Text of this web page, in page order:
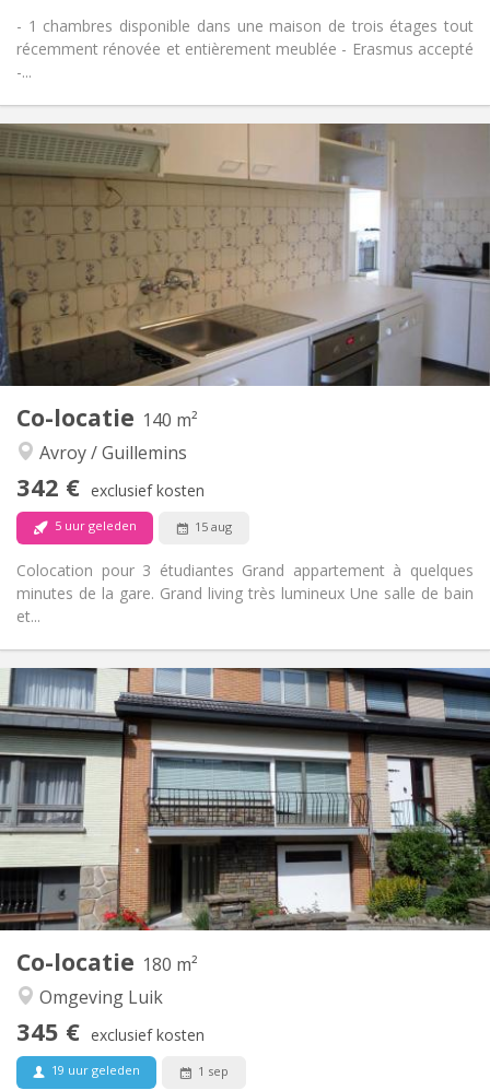
- 1 chambres disponible dans une maison de trois étages tout
récemment rénovée et entièrement meublée - Erasmus accepté
-...
Praktische Informatie
340 €
Duur:
12 maanden
Domiciliëring:
Nee
Inrichting
Badkamer:
Gemeenschappelijk
Keuken:
Gemeenschappelijk
Oppervlakte:
200 m
2
Private kamers:
6
Rustig, hartelijk, gemeenschappelijk
Co-locatie 140 m²
Avroy / Guillemins
342 € exclusief kosten
5 uur geleden 15 aug
Colocation pour 3 étudiantes Grand appartement à quelques
minutes de la gare. Grand living très lumineux Une salle de bain
et...
Praktische Informatie
Huur:
342 €
Kosten:
84 €
Duur:
12 maanden
Domiciliëring:
Nee
Inrichting
Badkamer:
Gemeenschappelijk
Keuken:
Gemeenschappelijk
Oppervlakte:
140 m
2
Private kamers:
3
Co-locatie 180 m²
Omgeving Luik
345 € exclusief kosten
19 uur geleden 1 sep